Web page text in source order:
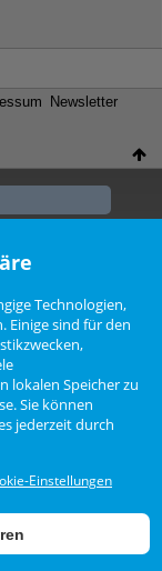
Newsletter
GmbH
Webdesign
Technologien,
Einige sind für den
lokalen Speicher zu
Sie können
jederzeit durch
Einstellungen